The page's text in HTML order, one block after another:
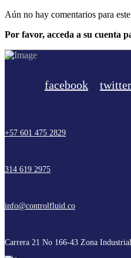
Aún no hay comentarios para
Por favor, acceda a su cuenta
facebook twitter
+57 601 475 2829
314 619 2975
info@controlfluid.co
Carrera 21 No 166-43 Zona